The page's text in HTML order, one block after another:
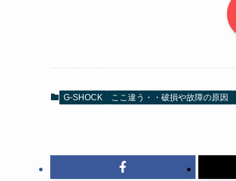
G-SHOCK ここ違う・・破損や故障の原因